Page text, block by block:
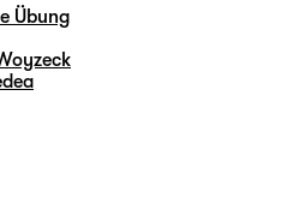
Übung